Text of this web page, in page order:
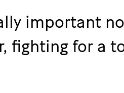
important
fighting for a